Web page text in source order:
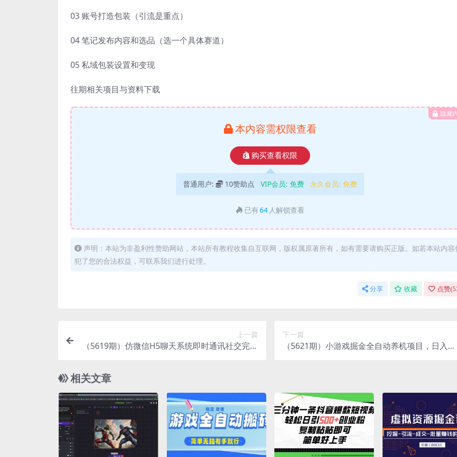
03 账号打造包装（引流是重点）
04 笔记发布内容和选品（选一个具体赛道）
05 私域包装设置和变现
往期相关项目与资料下载
隐藏
本内容需权限查看
购买查看权限
普通用户: 10赞助点 VIP会员: 免费 永久会员: 免费
已有64 人解锁查看
声明：本站为非盈利性赞助网站，本站所有教程收集自互联网，版权属原著所有，如有需要请购买正版。如若本站内容
犯了您的合法权益，可联系我们进行处理。
分享 收藏 点赞(
上一篇
（5619期）仿微信H5聊天系统即时通讯社交完整
下一篇
（5621期）小游戏掘金全自动养机项目，日入50
相关文章